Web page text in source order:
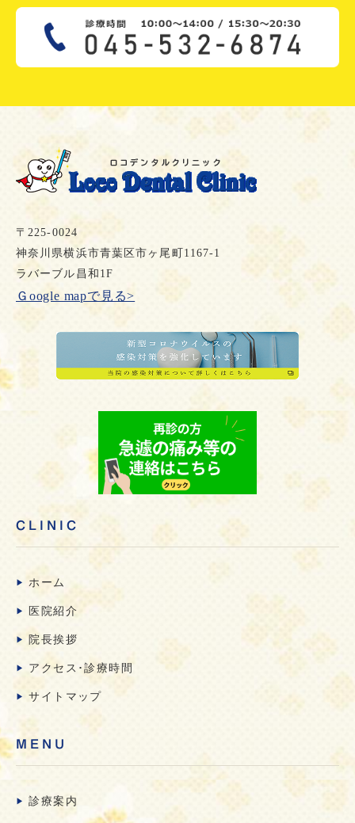
〒225-0024
神奈川県横浜市青葉区市ヶ尾町1167-1
ラバーブル昌和1F
Ｇoogle mapで見る>
CLINIC
ホーム
医院紹介
院長挨拶
アクセス･診療時間
サイトマップ
MENU
診療案内